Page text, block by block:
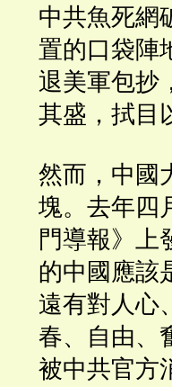
中共魚死網
置的口袋陣
退美軍包抄
其盛，拭目
然而，中國
塊。去年四
門導報》上
的中國應該
遠有對人心
春、自由、
被中共官方